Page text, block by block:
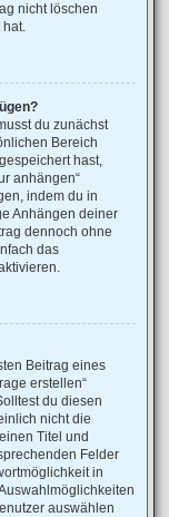
nicht löschen
hat.
du zunächst
Bereich
hast,
anhängen“
indem du in
Anhängen deiner
dennoch ohne
das
Beitrag eines
erstellen“
du diesen
nicht die
Titel und
Felder
in
auswählen